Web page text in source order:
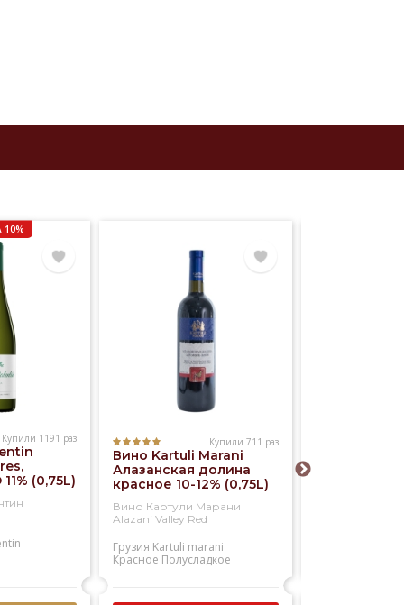
10%
Купили 1191 раз
(0,75L)
Купили 711 раз
Вино Kartuli Marani
Алазанская долина
красное 10-12% (0,75L)
Вино Картули Марани
Alazani Valley Red
Грузия Kartuli marani
Красное Полусладкое